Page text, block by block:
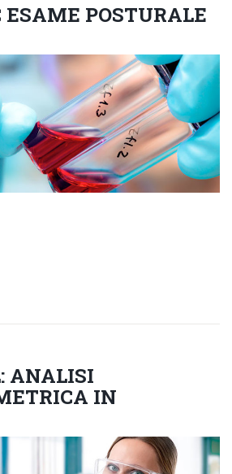
POSTURALE
ANALISI
IN